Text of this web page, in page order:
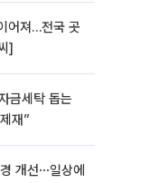
어져…전국 곳
]
금세탁 돕는
재”
개선⋯일상에